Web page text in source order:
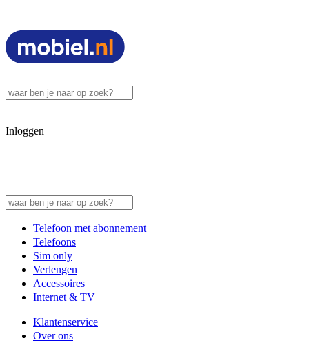
Inloggen
Telefoon met abonnement
Telefoons
Sim only
Verlengen
Accessoires
Internet & TV
Klantenservice
Over ons